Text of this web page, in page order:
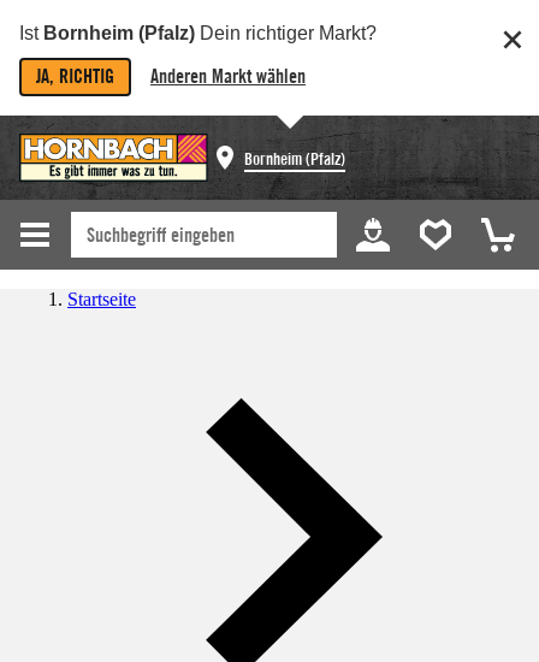
Ist Bornheim (Pfalz) Dein richtiger Markt?
JA, RICHTIG Anderen Markt wählen
Bornheim (Pfalz)
Startseite